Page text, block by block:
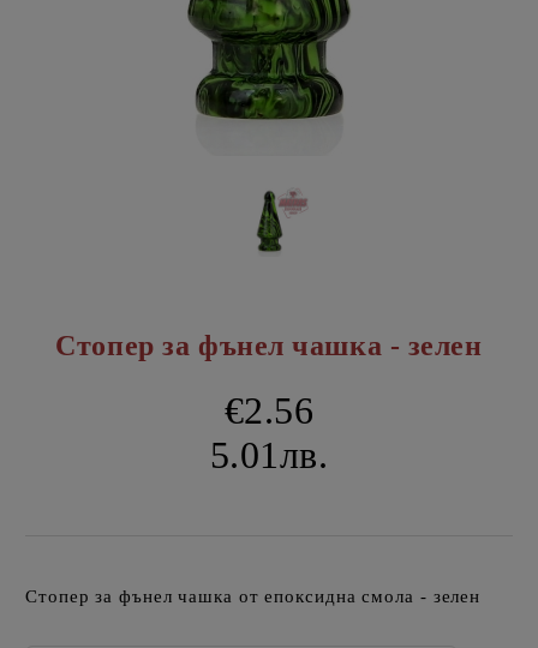
Стопер за фънел чашка - зелен
€2.56
5.01лв.
Стопер за фънел чашка от епоксидна смола - зелен